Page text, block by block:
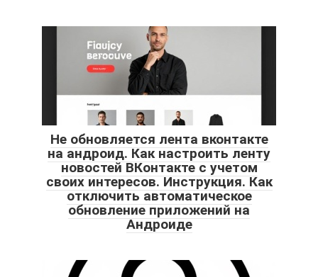
Не обновляется лента вконтакте
на андроид. Как настроить ленту
новостей ВКонтакте с учетом
своих интересов. Инструкция. Как
отключить автоматическое
обновление приложений на
Андроиде